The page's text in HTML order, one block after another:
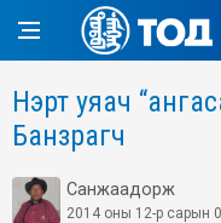
Нэрт уяач
Банзрагч
Санжаадорж
2014 оны 12-р сарын